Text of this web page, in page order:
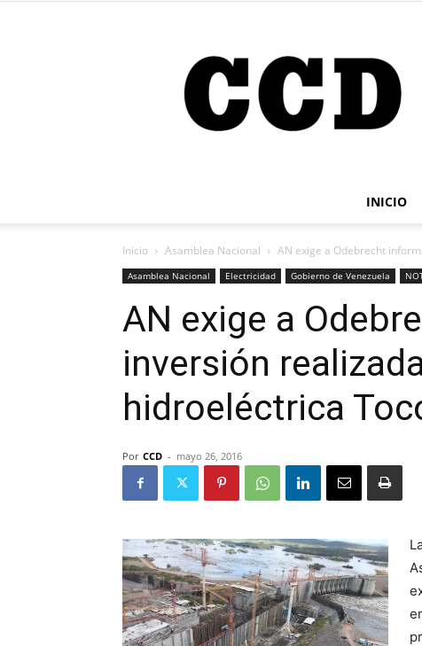
INICIO
Inicio Asamblea Nacional AN exige a Odebrecht
Asamblea Nacional Electricidad Gobierno de Venezuela
AN exige a
inversión
hidroeléctrica
Por CCD - mayo 26, 2016